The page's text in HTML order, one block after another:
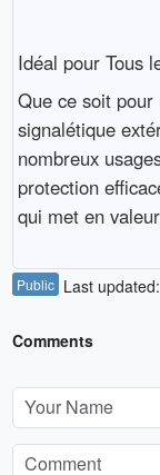
Idéal pour Tous
Que ce soit
signalétique
nombreux
protection
qui met en
Public Last
Comments